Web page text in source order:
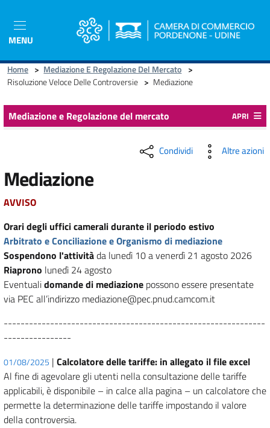
contenuto
MENU
Home > Mediazione E Regolazione Del Mercato >
Risoluzione Veloce Delle Controversie > Mediazione
Mediazione e Regolazione del mercato APRI
Condividi Altre azioni
Mediazione
AVVISO
Orari degli uffici camerali durante il periodo estivo
Arbitrato e Conciliazione e Organismo di mediazione
Sospendono l'attivitàda lunedì 10 a venerdì 21 agosto 2026
Riaprono lunedì 24 agosto
Eventualidomande di mediazione possono essere presentate
via PEC all’indirizzo mediazione@pec.pnud.camcom.it
--------------------------------------------------------------
----------------
01/08/2025 | Calcolatore delle tariffe: in allegato il file excel
Al fine di agevolare gli utenti nella consultazione delle tariffe
applicabili, è disponibile – in calce alla pagina – un calcolatore che
permette la determinazione delle tariffe impostando il valore
della controversia.